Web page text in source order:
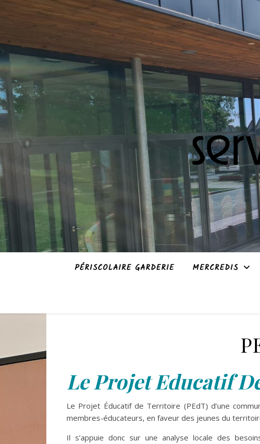
PÉRISCOLAIRE GARDERIE MERCREDIS
Le Projet Educatif
Le Projet Éducatif de Territoire (PEdT) d’une
membres-éducateurs, en faveur des jeunes du
Il s’appuie donc sur une analyse locale des